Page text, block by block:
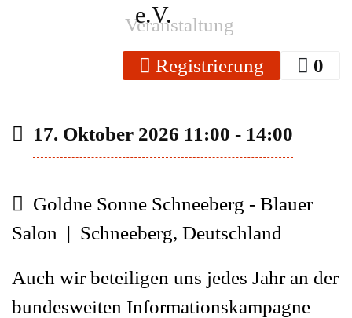
Veranstaltung
Registrierung
0
17. Oktober 2026 11:00 - 14:00
Goldne Sonne Schneeberg - Blauer
Salon | Schneeberg, Deutschland
Auch wir beteiligen uns jedes Jahr an der
bundesweiten Informationskampagne